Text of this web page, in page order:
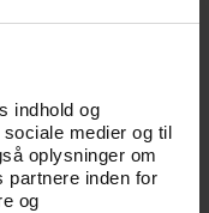
indhold og
medier og til
oplysninger om
partnere inden for
og